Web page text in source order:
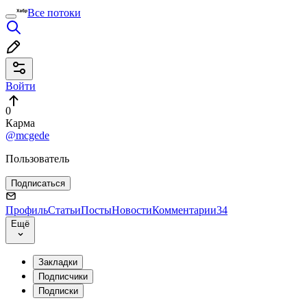
Все потоки
Войти
0
Карма
@mcgede
Пользователь
Подписаться
ПрофильСтатьиПостыНовостиКомментарии34
Ещё
Закладки
Подписчики
Подписки